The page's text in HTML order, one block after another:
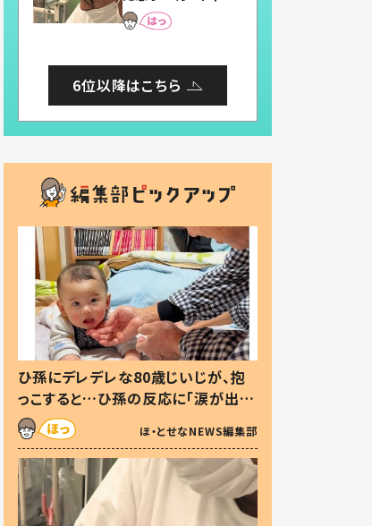
後、当時の妻の日記
に書いてあった本音
6位以降はこちら
ひ孫にデレデレな80歳じいじが、抱
っこすると…ひ孫の反応に「涙が出ま
した」「可愛くて仕方ない」
ほ・とせなNEWS編集部